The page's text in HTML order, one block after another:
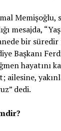
Memişoğlu,
mesajda,
bir
Başkanı
hayatını
ailesine,
dedi.